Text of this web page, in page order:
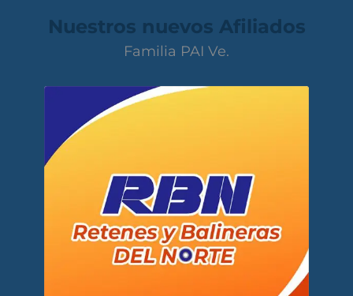
Nuestros nuevos Afiliados
Familia PAI Ve.